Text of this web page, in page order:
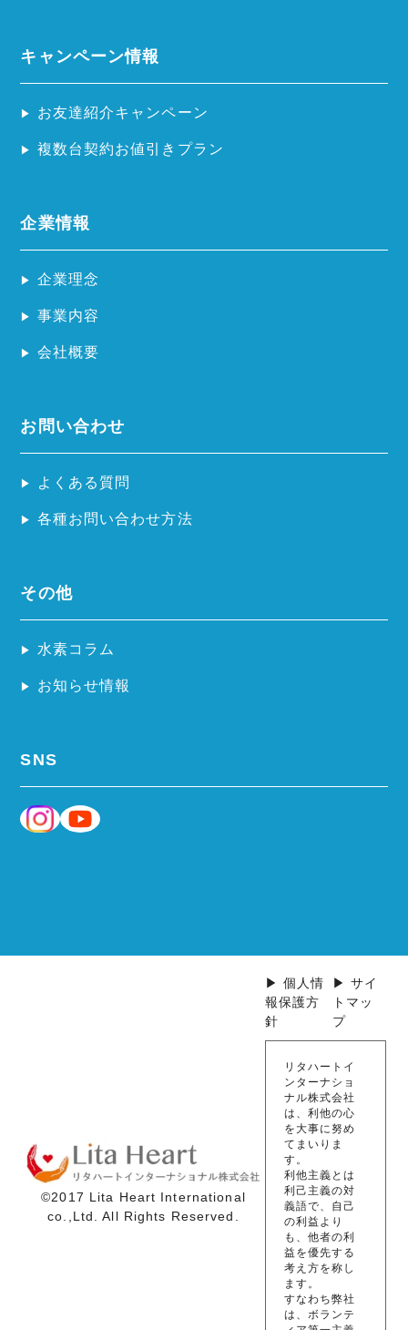
キャンペーン情報
お友達紹介キャンペーン
複数台契約お値引きプラン
企業情報
企業理念
事業内容
会社概要
お問い合わせ
よくある質問
各種お問い合わせ方法
その他
水素コラム
お知らせ情報
SNS
©2017 Lita Heart International
co.,Ltd. All Rights Reserved.
▶ 個人情
報保護方
針
▶ サイ
トマッ
プ
リタハートイ
ンターナショ
ナル株式会社
は、利他の心
を大事に努め
てまいりま
す。
利他主義とは
利己主義の対
義語で、自己
の利益より
も、他者の利
益を優先する
考え方を称し
ます。
すなわち弊社
は、ボランテ